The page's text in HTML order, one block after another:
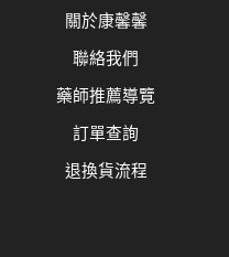
關於康馨馨
聯絡我們
藥師推薦導覽
訂單查詢
退換貨流程